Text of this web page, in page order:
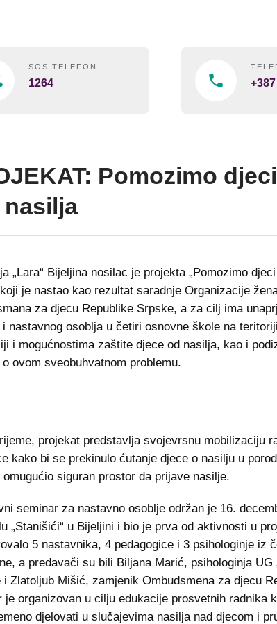
SOS TELEFON
1264
Pomozimo
nasilja
„Lara“ Bijeljina nosilac je projekta „Pomozimo
je nastao kao rezultat saradnje Organizacije
za djecu Republike Srpske, a za cilj ima
i nastavnog osoblja u četiri osnovne škole na
i mogućnostima zaštite djece od nasilja, kao i
ovom sveobuhvatnom problemu.
projekat predstavlja svojevrsnu mobilizaciju
kako bi se prekinulo ćutanje djece o nasilju u
siguran prostor da prijave nasilje.
seminar za nastavno osoblje održan je 16.
„Stanišići“ u Bijeljini i bio je prva od aktivnosti u
5 nastavnika, 4 pedagogice i 3 psihologinje iz
a predavači su bili Biljana Marić, psihologinja UG
i Zlatoljub Mišić, zamjenik Ombudsmena za djecu
je organizovan u cilju edukacije prosvetnih radnika
djelovati u slučajevima nasilja nad djecom i